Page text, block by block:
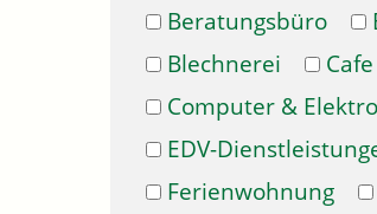
Beratungsbüro
Blechnerei
Cafe
Computer &
EDV-
Ferienwohnung